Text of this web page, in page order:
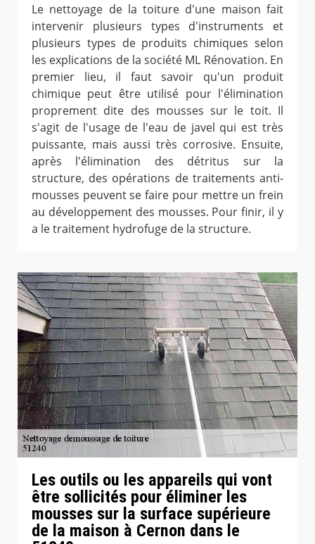
Le nettoyage de la toiture d'une maison fait
intervenir plusieurs types d'instruments et
plusieurs types de produits chimiques selon
les explications de la société ML Rénovation. En
premier lieu, il faut savoir qu'un produit
chimique peut être utilisé pour l'élimination
proprement dite des mousses sur le toit. Il
s'agit de l'usage de l'eau de javel qui est très
puissante, mais aussi très corrosive. Ensuite,
après l'élimination des détritus sur la
structure, des opérations de traitements anti-
mousses peuvent se faire pour mettre un frein
au développement des mousses. Pour finir, il y
a le traitement hydrofuge de la structure.
Les outils ou les appareils qui vont
être sollicités pour éliminer les
mousses sur la surface supérieure
de la maison à Cernon dans le